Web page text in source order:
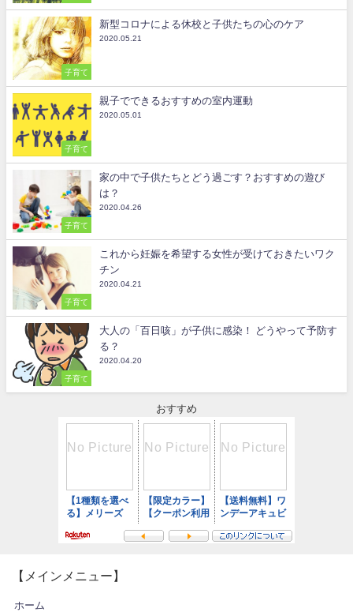
子育て
新型コロナによる休校と子供たちの心のケア
2020.05.21
子育て
親子でできるおすすめの室内運動
2020.05.01
子育て
家の中で子供たちとどう過ごす？おすすめの遊び
は？
2020.04.26
子育て
これから妊娠を希望する女性が受けておきたいワク
チン
2020.04.21
子育て
大人の「百日咳」が子供に感染！ どうやって予防す
る？
2020.04.20
おすすめ
【メインメニュー】
ホーム